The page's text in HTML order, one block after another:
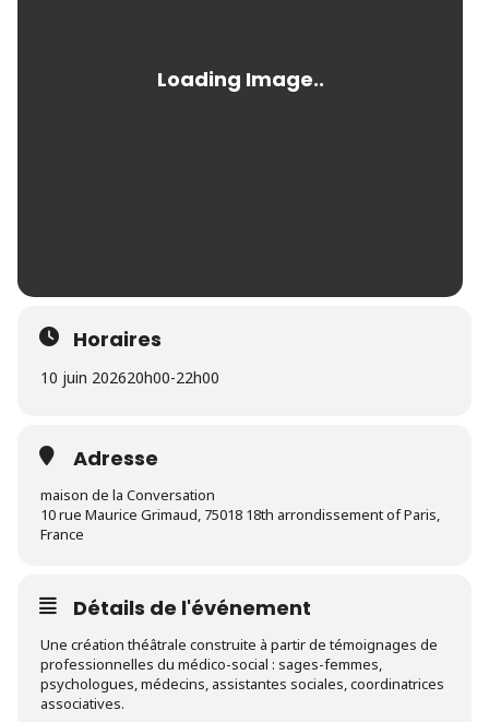
Horaires
10 juin 202620h00-22h00
Adresse
maison de la Conversation
10 rue Maurice Grimaud, 75018 18th arrondissement of Paris,
France
Détails de l'événement
Une création théâtrale construite à partir de témoignages de
professionnelles du médico-social : sages-femmes,
psychologues, médecins, assistantes sociales, coordinatrices
associatives.